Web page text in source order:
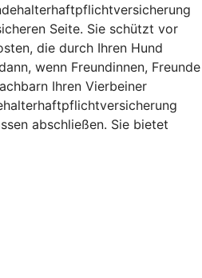
Seite. Sie schützt vor
die durch Ihren Hund
wenn Freundinnen, Freunde
Ihren Vierbeiner
abschließen. Sie bietet